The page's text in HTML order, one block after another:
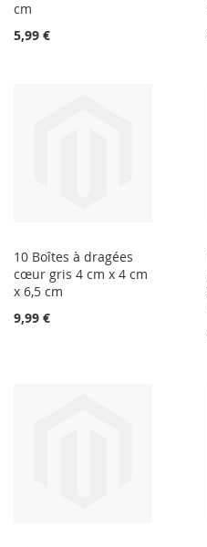
cm
5,99 €
10 Boîtes à dragées
cœur gris 4 cm x 4 cm
x 6,5 cm
9,99 €